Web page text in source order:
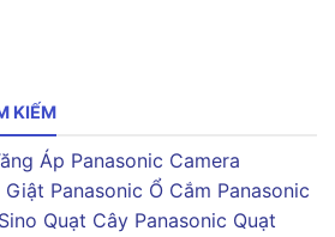
KIẾM
Áp Panasonic Camera
Giật Panasonic Ổ Cắm Panasonic
Quạt Cây Panasonic Quạt